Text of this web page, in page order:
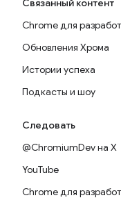
Связанный контент
Chrome для
Обновления Хрома
Истории успеха
Подкасты и шоу
Следовать
@ChromiumDev на X
YouTube
Chrome для